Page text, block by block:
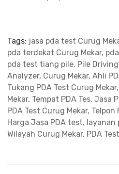
Tags: jasa pda test Curug
pda terdekat Curug Mekar,
pda test tiang pile, Pile
Analyzer, Curug Mekar, Ahli
Tukang PDA Test Curug
Mekar, Tempat PDA Tes, Jasa
PDA Test Curug Mekar,
Harga Jasa PDA test, layanan
Wilayah Curug Mekar, PDA